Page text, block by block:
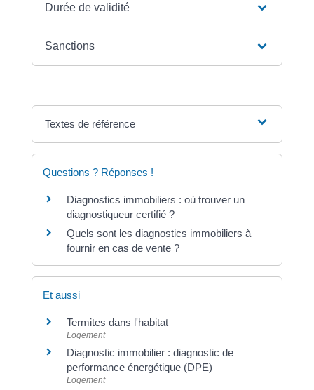
Durée de validité
Sanctions
Textes de référence
Questions ? Réponses !
Diagnostics immobiliers : où trouver un
diagnostiqueur certifié ?
Quels sont les diagnostics immobiliers à
fournir en cas de vente ?
Et aussi
Termites dans l'habitat
Logement
Diagnostic immobilier : diagnostic de
performance énergétique (DPE)
Logement